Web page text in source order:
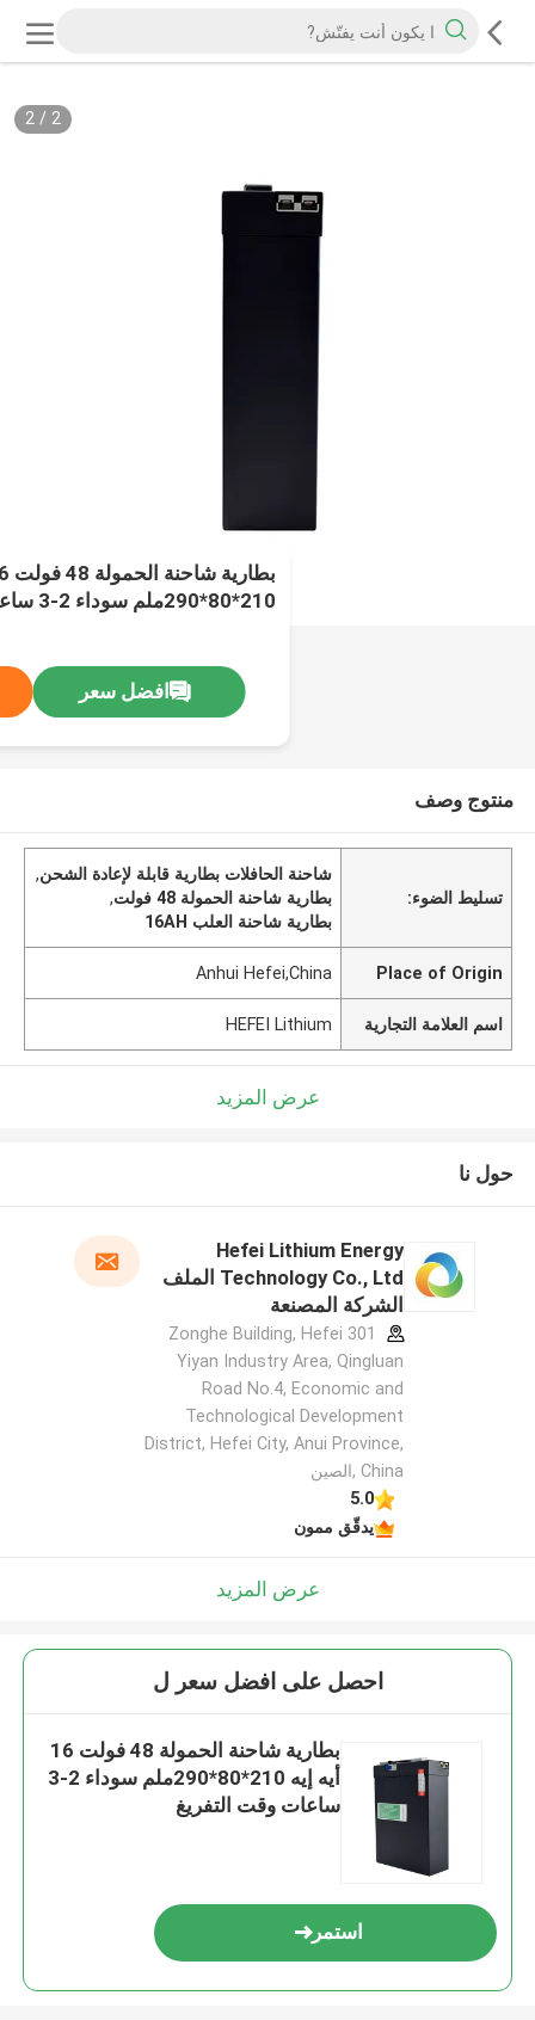
2
/
2
210*80*290ملم سوداء 2-3 ساعات وقت التفريغ
افضل سعر
منتوج وصف
تسليط الضوء:
شاحنة الحافلات بطارية قابلة لإعادة الشحن,
بطارية شاحنة الحمولة 48 فولت
,
بطارية شاحنة العلب 16AH
Place of Origin
Anhui Hefei,China
اسم العلامة التجارية HEFEI Lithium
عرض المزيد
حول نا
Hefei Lithium Energy
Technology Co., Ltd الملف
الشركة المصنعة
301 Zonghe Building, Hefei
Yiyan Industry Area, Qingluan
Road No.4, Economic and
Technological Development
District, Hefei City, Anui Province,
China ,الصين
5.0
يدقّق ممون
عرض المزيد
احصل على افضل سعر ل
بطارية شاحنة الحمولة 48 فولت 16
أيه إيه 210*80*290ملم سوداء 2-3
ساعات وقت التفريغ
استمر